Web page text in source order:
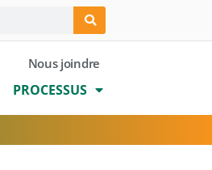
Nous joindre
PROCESSUS